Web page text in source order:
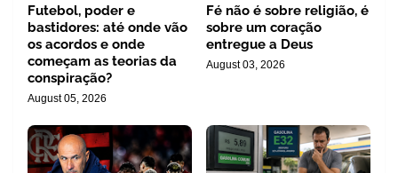
Futebol, poder e
bastidores: até onde vão
os acordos e onde
começam as teorias da
conspiração?
August 05, 2026
Fé não é sobre religião, é
sobre um coração
entregue a Deus
August 03, 2026